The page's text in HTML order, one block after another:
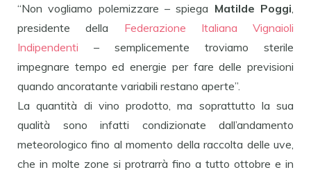
“Non vogliamo polemizzare – spiega Matilde Poggi
presidente della Federazione Italiana Vignaioli
Indipendenti – semplicemente troviamo sterile
impegnare tempo ed energie per fare delle previsioni
quando ancoratante variabili restano aperte”.
La quantità di vino prodotto, ma soprattutto la sua
qualità sono infatti condizionate dall’andamento
meteorologico fino al momento della raccolta delle uve,
che in molte zone si protrarrà fino a tutto ottobre e in